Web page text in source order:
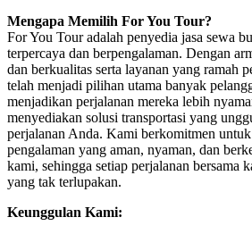
Mengapa Memilih For You Tour?
For You Tour adalah penyedia jasa sewa
terpercaya dan berpengalaman. Dengan
dan berkualitas serta layanan yang ramah
telah menjadi pilihan utama banyak
menjadikan perjalanan mereka lebih
menyediakan solusi transportasi yang
perjalanan Anda. Kami berkomitmen
pengalaman yang aman, nyaman, dan
kami, sehingga setiap perjalanan bersama
yang tak terlupakan.
Keunggulan Kami: